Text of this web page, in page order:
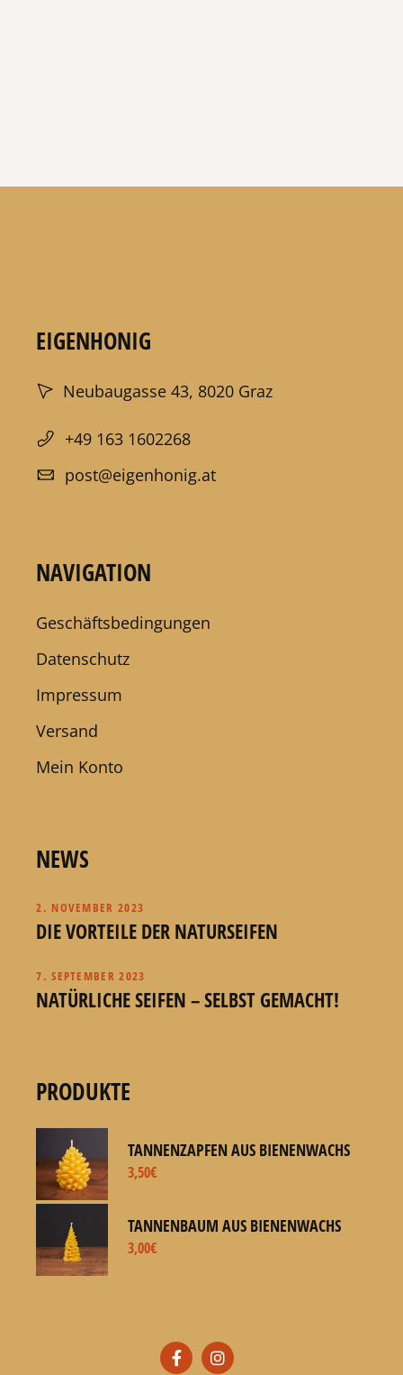
EIGENHONIG
Neubaugasse 43, 8020 Graz
+49 163 1602268
post@eigenhonig.at
NAVIGATION
Geschäftsbedingungen
Datenschutz
Impressum
Versand
Mein Konto
NEWS
2. NOVEMBER 2023
DIE VORTEILE DER NATURSEIFEN
7. SEPTEMBER 2023
NATÜRLICHE SEIFEN – SELBST GEMACHT!
PRODUKTE
TANNENZAPFEN AUS BIENENWACHS
3,50€
TANNENBAUM AUS BIENENWACHS
3,00€